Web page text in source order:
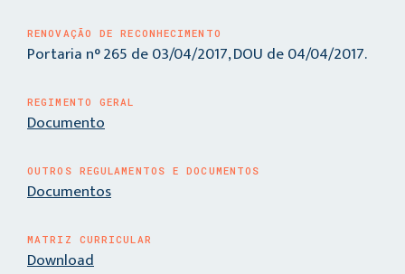
RENOVAÇÃO DE RECONHECIMENTO
Portaria n° 265 de 03/04/2017, DOU de 04/04/2017.
REGIMENTO GERAL
Documento
OUTROS REGULAMENTOS E DOCUMENTOS
Documentos
MATRIZ CURRICULAR
Download